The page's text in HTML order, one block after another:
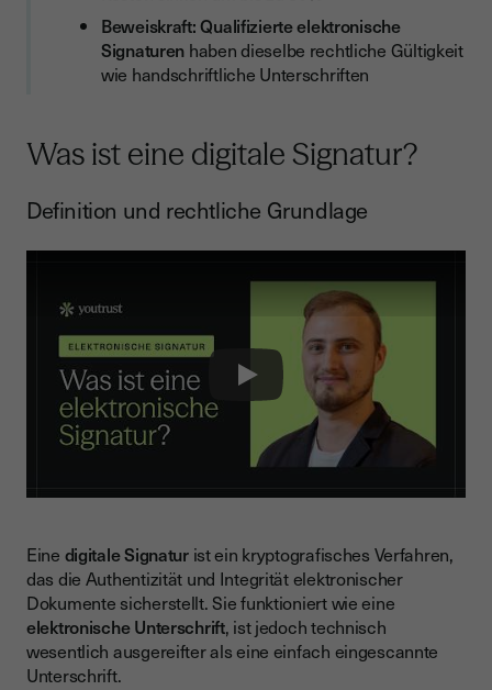
Digitale Zertifikate und Vertrauensdiensteanbieter
Rechtliche Beweiskraft
Beweiskraft:Qualifizierte elektronische
Signaturen haben dieselbe rechtliche Gültigkeit
wie handschriftliche Unterschriften
Was ist eine digitale Signatur?
Definition und rechtliche Grundlage
Play
Eine digitale Signaturist ein kryptografisches Verfahren,
das die Authentizität und Integrität elektronischer
Dokumente sicherstellt. Sie funktioniert wie eine
elektronische Unterschrift, ist jedoch technisch
wesentlich ausgereifter als eine einfach eingescannte
Unterschrift.